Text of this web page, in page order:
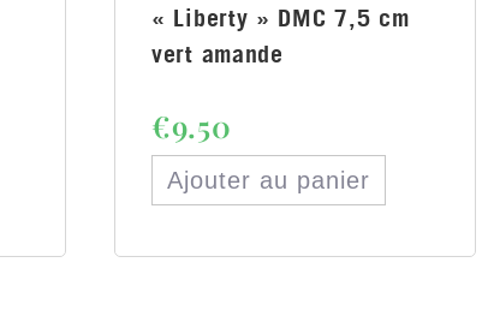
« Liberty » DMC 7,5 cm
vert amande
€9.50
Ajouter au panier